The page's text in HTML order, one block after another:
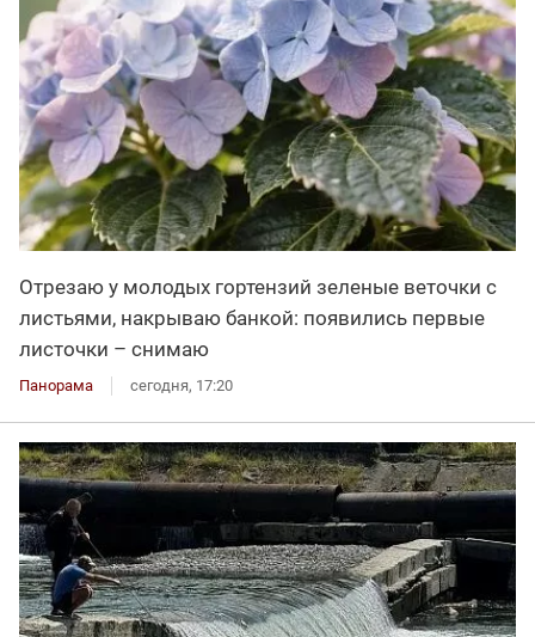
Отрезаю у молодых гортензий зеленые веточки с
листьями, накрываю банкой: появились первые
листочки – снимаю
Панорама сегодня, 17:20